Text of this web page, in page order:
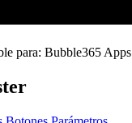
para: Bubble365 Apps